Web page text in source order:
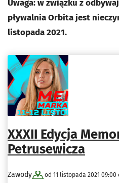
Uwaga: w związku z
pływalnia Orbita jest
listopada 2021.
XXXII Edycja
Petrusewicza
Zawody
od 11 listopada 2021 09:00